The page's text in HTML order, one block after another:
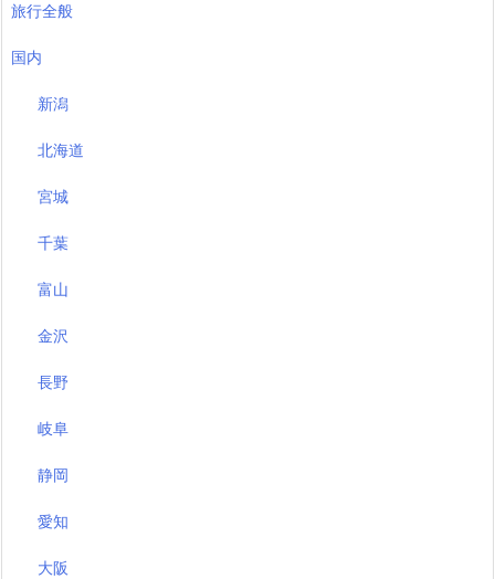
旅行全般
国内
新潟
北海道
宮城
千葉
富山
金沢
長野
岐阜
静岡
愛知
大阪